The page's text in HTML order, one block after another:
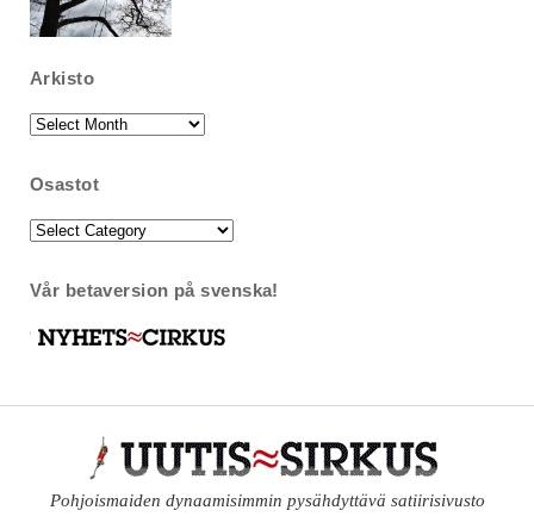
Arkisto
Arkisto
Osastot
Osastot
Vår betaversion på svenska!
Pohjoismaiden dynaamisimmin pysähdyttävä satiirisivusto